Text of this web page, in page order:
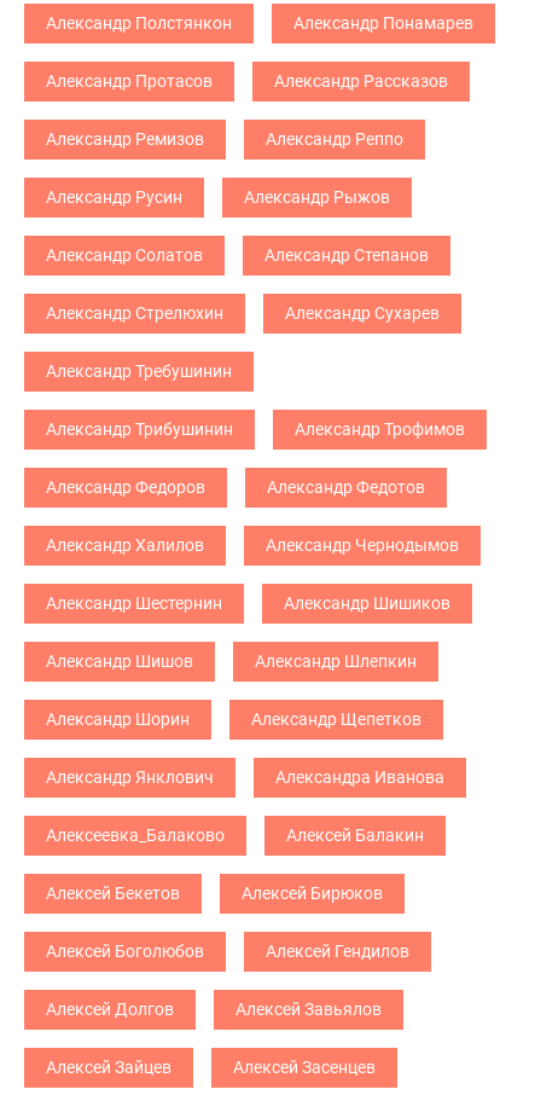
Александр Полстянкон Александр Понамарев
Александр Протасов Александр Рассказов
Александр Ремизов Александр Реппо
Александр Русин Александр Рыжов
Александр Солатов Александр Степанов
Александр Стрелюхин Александр Сухарев
Александр Требушинин
Александр Трибушинин Александр Трофимов
Александр Федоров Александр Федотов
Александр Халилов Александр Чернодымов
Александр Шестернин Александр Шишиков
Александр Шишов Александр Шлепкин
Александр Шорин Александр Щепетков
Александр Янклович Александра Иванова
Алексеевка_Балаково Алексей Балакин
Алексей Бекетов Алексей Бирюков
Алексей Боголюбов Алексей Гендилов
Алексей Долгов Алексей Завьялов
Алексей Зайцев Алексей Засенцев